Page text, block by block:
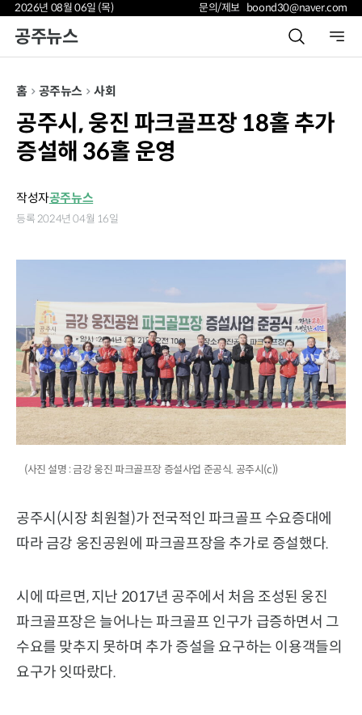
2026년 08월 06일 (목) 문의/제보 boond30@naver.com
공주뉴스
홈 공주뉴스 사회
공주시, 웅진 파크골프장 18홀 추가
증설해 36홀 운영
작성자공주뉴스
등록 2024년 04월 16일
(사진 설명 : 금강 웅진 파크골프장 증설사업 준공식. 공주시(c))
공주시(시장 최원철)가 전국적인 파크골프 수요증대에
따라 금강 웅진공원에 파크골프장을 추가로 증설했다.
시에 따르면, 지난 2017년 공주에서 처음 조성된 웅진
파크골프장은 늘어나는 파크골프 인구가 급증하면서 그
수요를 맞추지 못하며 추가 증설을 요구하는 이용객들의
요구가 잇따랐다.